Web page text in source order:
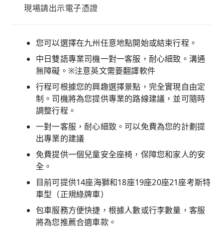
現場請出示電子憑證
您可以選擇在九州任意地點開始或結束行程。
中日雙語專業司機一對一客服，耐心細致。溝通
無障礙。※注意英文需要翻譯軟件
行程可根據您的興趣選擇景點，完全實現自由定
制。司機將為您提供專業的路線建議，並可隨時
調整行程。
一對一客服，耐心細致。可以免費為您的計劃提
出專業的建議
免費提供一個兒童安全座椅，保障您和家人的安
全。
目前可提供14座海獅和18座19座20座21座考斯特
車型（正規綠牌車）
包車服務方便快捷，根據人數或行李數量，客服
將為您推薦合適車款。